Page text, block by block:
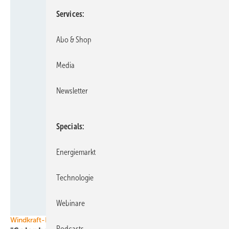
Windkraft-Bedarf im Süden
Services
Abo & Shop
Media
Newsletter
Specials
Energiemarkt
Technologie
Webinare